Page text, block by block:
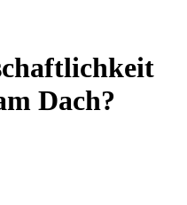
Dach?